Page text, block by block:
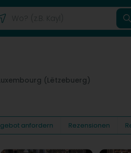
(Lëtzebuerg)
anfordern Rezensionen